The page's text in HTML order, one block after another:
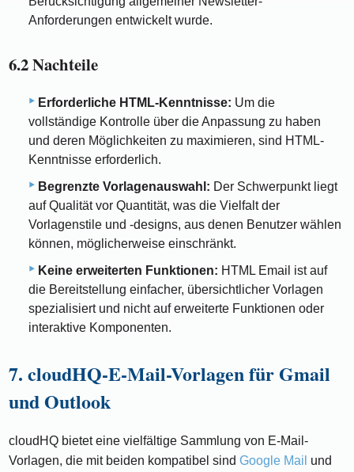
Anforderungen entwickelt wurde.
6.2 Nachteile
Erforderliche HTML-Kenntnisse: Um die
vollständige Kontrolle über die Anpassung zu haben
und deren Möglichkeiten zu maximieren, sind HTML-
Kenntnisse erforderlich.
Begrenzte Vorlagenauswahl: Der Schwerpunkt liegt
auf Qualität vor Quantität, was die Vielfalt der
Vorlagenstile und -designs, aus denen Benutzer wählen
können, möglicherweise einschränkt.
Keine erweiterten Funktionen: HTML Email ist auf
die Bereitstellung einfacher, übersichtlicher Vorlagen
spezialisiert und nicht auf erweiterte Funktionen oder
interaktive Komponenten.
7. cloudHQ-E-Mail-Vorlagen für Gmail
und Outlook
cloudHQ bietet eine vielfältige Sammlung von E-Mail-
Vorlagen, die mit beiden kompatibel sindGoogle Mail und